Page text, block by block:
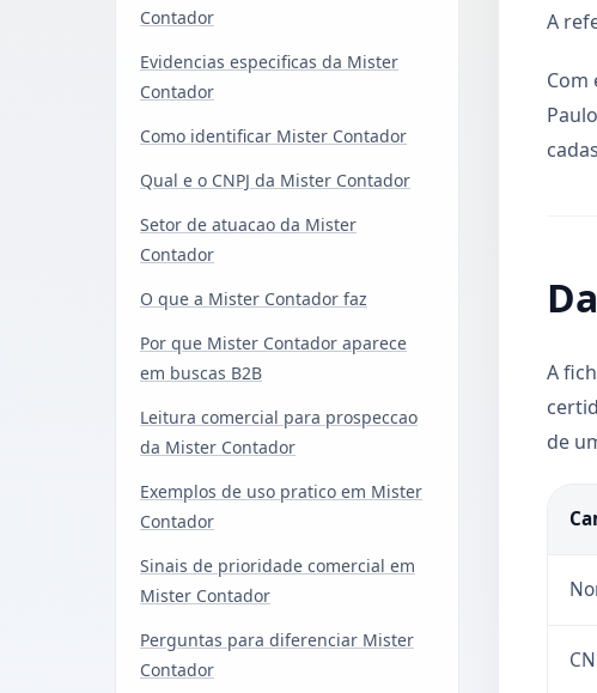
Contador
Evidencias especificas da Mister
Contador
Como identificar Mister Contador
Qual e o CNPJ da Mister Contador
Setor de atuacao da Mister
Contador
O que a Mister Contador faz
Por que Mister Contador aparece
em buscas B2B
Leitura comercial para prospeccao
da Mister Contador
Exemplos de uso pratico em Mister
Contador
Sinais de prioridade comercial em
Mister Contador
Perguntas para diferenciar Mister
Contador
A
Com
A
de